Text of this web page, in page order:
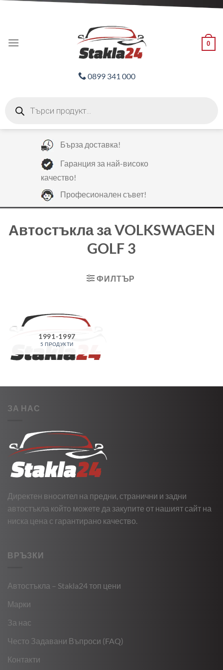
0
0899 341 000
search
Бърза доставка!
Гаранция за най-високо
качество!
Професионален съвет!
Автостъкла за VOLKSWAGEN
GOLF 3
ФИЛТЪР
1991-1997
5 ПРОДУКТИ
ЗА НАС
Директен вносител на предни, странични и задни
автостъкла който можете да закупите от нашият сайт на
ниска цена с гарантирано качество.
ВРЪЗКИ
Автостъкла – Stakla24 топ цени
Марки
За нас
Често Задавани Въпроси (FAQ)
Контакти